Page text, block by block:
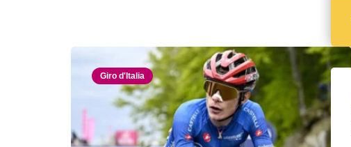
Giro d'Italia